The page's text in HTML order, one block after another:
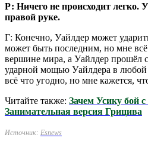
Р: Ничего не происходит легко.
правой руке.
Г: Конечно, Уайлдер может
может быть последним, но мне
вершине мира, а Уайлдер прошёл
ударной мощью Уайлдера в любой
всё что угодно, но мне кажется,
Читайте также: Зачем Усику бой
Занимательная версия Грицива
Источник: Esnews